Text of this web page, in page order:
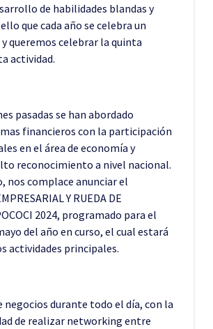
de habilidades blandas y
que cada año se celebra un
queremos celebrar la quinta
actividad.
pasadas se han abordado
financieros con la participación
en el área de economía y
reconocimiento a nivel nacional.
nos complace anunciar el
Y RUEDA DE
2024, programado para el
del año en curso, el cual estará
actividades principales.
negocios durante todo el día, con la
de realizar networking entre